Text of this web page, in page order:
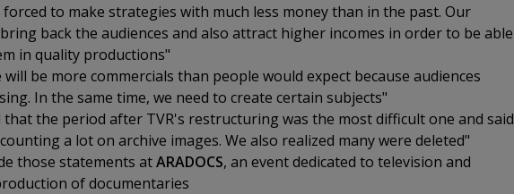
to make strategies with much less money than in the past. Our
back the audiences and also attract higher incomes in order to be able
in quality productions"
will be more commercials than people would expect because audiences
In the same time, we need to create certain subjects"
that the period after TVR's restructuring was the most difficult one and said
a lot on archive images. We also realized many were deleted"
those statements atARADOCS, an event dedicated to television and
of documentaries